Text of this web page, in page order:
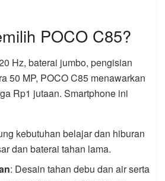
POCO C85?
Hz, baterai jumbo, pengisian
50 MP, POCO C85 menawarkan
Rp1 jutaan. Smartphone ini
kebutuhan belajar dan hiburan
dan baterai tahan lama.
: Desain tahan debu dan air serta